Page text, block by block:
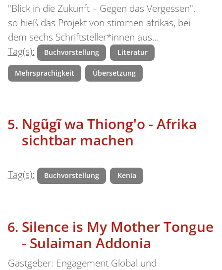
"Blick in die Zukunft – Gegen das Vergessen",
so hieß das Projekt von stimmen afrikas, bei
dem sechs Schriftsteller*innen aus…
Tag(s):
Buchvorstellung Literatur
Mehrsprachigkeit Übersetzung
Ngũgĩ wa Thiong'o - Afrika
sichtbar machen
Tag(s): Buchvorstellung Kenia
Silence is My Mother Tongue
- Sulaiman Addonia
Gastgeber: Engagement Global und